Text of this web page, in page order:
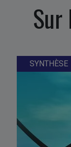
Sur
SYNTHÈSE